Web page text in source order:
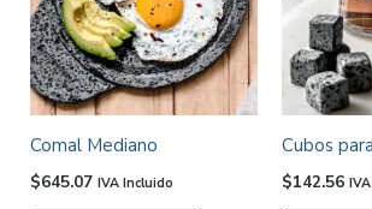
Comal Mediano
$645.07 IVA Incluido
Cubos
$142.56